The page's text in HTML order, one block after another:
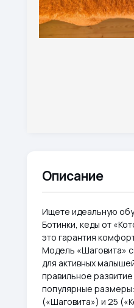
Описание
Ищете идеальную
Ботинки, кеды от
это гарантия
Модель «Шаговита»
для активных
правильное
популярные
(«Шаговита») и 25